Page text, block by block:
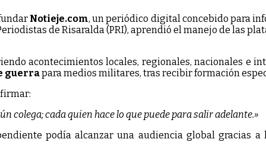
Notieje.com, un periódico digital concebido para
de Risaralda (PRI), aprendió el manejo de las
acontecimientos locales, regionales, nacionales e
guerrapara medios militares, tras recibir formación
colega; cada quien hace lo que puede para salir adelante.»
podía alcanzar una audiencia global gracias